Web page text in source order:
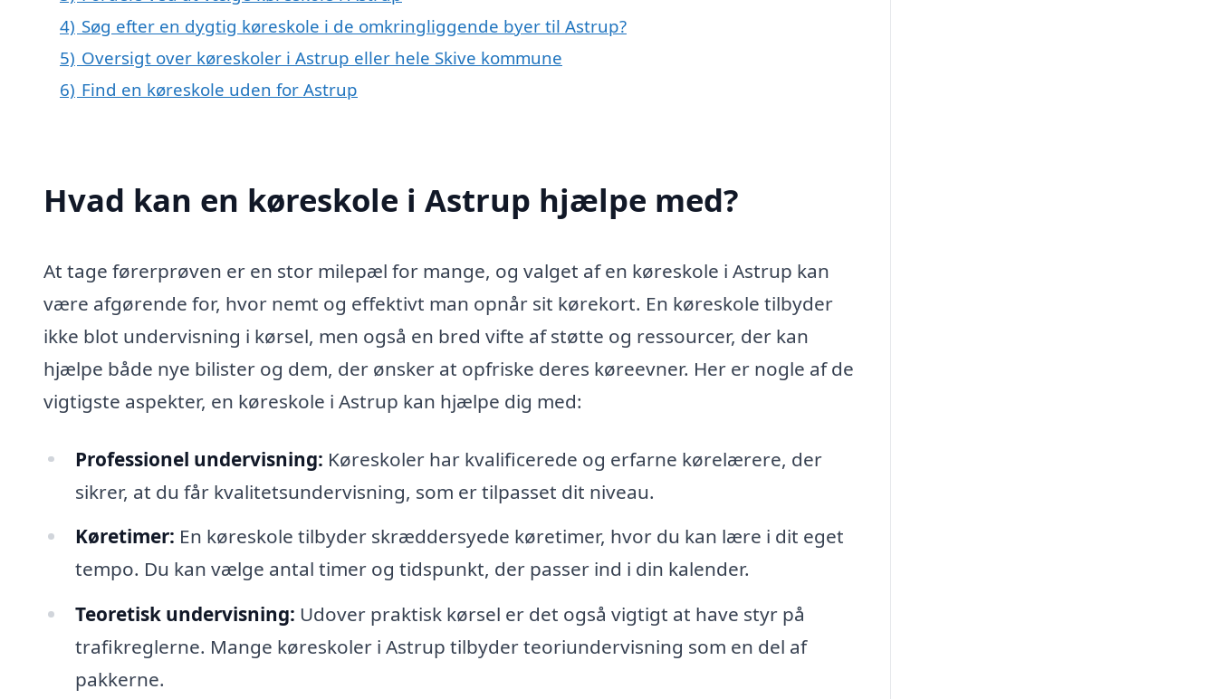
4) Søg efter en dygtig køreskole i de omkringliggende byer til Astrup?
5) Oversigt over køreskoler i Astrup eller hele Skive kommune
6) Find en køreskole uden for Astrup
Hvad kan en køreskole i Astrup hjælpe med?
At tage førerprøven er en stor milepæl for mange, og valget af en køreskole i Astrup kan
være afgørende for, hvor nemt og effektivt man opnår sit kørekort. En køreskole tilbyder
ikke blot undervisning i kørsel, men også en bred vifte af støtte og ressourcer, der kan
hjælpe både nye bilister og dem, der ønsker at opfriske deres køreevner. Her er nogle af de
vigtigste aspekter, en køreskole i Astrup kan hjælpe dig med:
Professionel undervisning: Køreskoler har kvalificerede og erfarne kørelærere, der
sikrer, at du får kvalitetsundervisning, som er tilpasset dit niveau.
Køretimer: En køreskole tilbyder skræddersyede køretimer, hvor du kan lære i dit eget
tempo. Du kan vælge antal timer og tidspunkt, der passer ind i din kalender.
Teoretisk undervisning: Udover praktisk kørsel er det også vigtigt at have styr på
trafikreglerne. Mange køreskoler i Astrup tilbyder teoriundervisning som en del af
pakkerne.